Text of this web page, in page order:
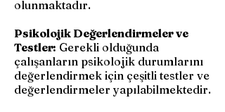
olunmaktadır.
Psikolojik Değerlendirmeler ve
Testler: Gerekli olduğunda
çalışanların psikolojik durumlarını
değerlendirmek için çeşitli testler ve
değerlendirmeler yapılabilmektedir.